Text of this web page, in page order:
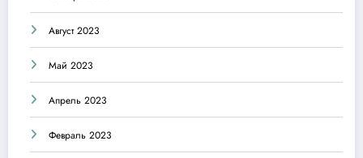
Август 2023
Май 2023
Апрель 2023
Февраль 2023